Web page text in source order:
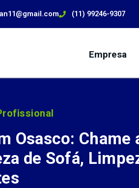
(11) 99246-9307
Empresa
Osasco: Chame
de Sofá,